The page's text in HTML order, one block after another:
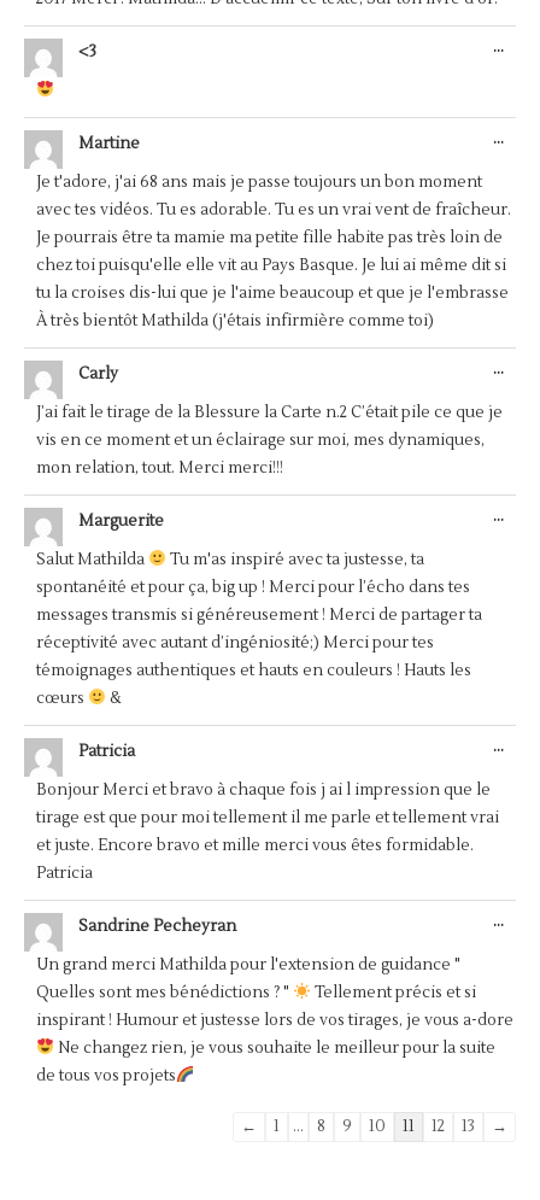
<3 ...
Martine
Je t'adore, j'ai 68 ans mais je passe toujours un bon moment
avec tes vidéos. Tu es adorable. Tu es un vrai vent de fraîcheur.
Je pourrais être ta mamie ma petite fille habite pas très loin de
chez toi puisqu'elle elle vit au Pays Basque. Je lui ai même dit si
tu la croises dis-lui que je l'aime beaucoup et que je l'embrasse
À très bientôt Mathilda (j'étais infirmière comme toi)
...
Carly
J’ai fait le tirage de la Blessure la Carte n.2 C’était pile ce que je
vis en ce moment et un éclairage sur moi, mes dynamiques,
mon relation, tout. Merci merci!!!
...
Marguerite
Salut Mathilda
Tu m'as inspiré avec ta justesse, ta
spontanéité et pour ça, big up ! Merci pour l’écho dans tes
messages transmis si généreusement ! Merci de partager ta
réceptivité avec autant d’ingéniosité;) Merci pour tes
témoignages authentiques et hauts en couleurs ! Hauts les
cœurs
&
...
Patricia
Bonjour Merci et bravo à chaque fois j ai l impression que le
tirage est que pour moi tellement il me parle et tellement vrai
et juste. Encore bravo et mille merci vous êtes formidable.
Patricia
...
Sandrine Pecheyran
Un grand merci Mathilda pour l'extension de guidance "
Quelles sont mes bénédictions ? "
Tellement précis et si
inspirant ! Humour et justesse lors de vos tirages, je vous a-dore
Ne changez rien, je vous souhaite le meilleur pour la suite
de tous vos projets
...
Navigation
← 1 ... 8 9 10 11 12 13 →